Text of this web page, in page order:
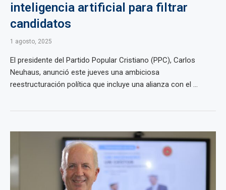
inteligencia artificial para filtrar
candidatos
1 agosto, 2025
El presidente del Partido Popular Cristiano (PPC), Carlos
Neuhaus, anunció este jueves una ambiciosa
reestructuración política que incluye una alianza con el ...